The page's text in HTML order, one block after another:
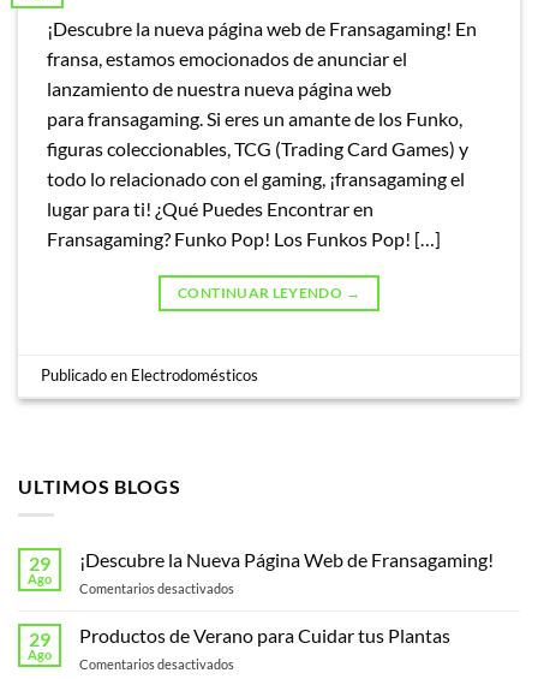
ULTIMOS BLOGS
29
Ago
¡Descubre la Nueva Página Web de Fransagaming!
Comentarios desactivadosen
Nueva
Página
29
Ago
Productos de Verano para Cuidar tus Plantas
Comentarios desactivadosen
¡Descubre la nueva página web de Fransagaming! En
fransa, estamos emocionados de anunciar el
lanzamiento de nuestra nueva página web
para fransagaming. Si eres un amante de los Funko,
figuras coleccionables, TCG (Trading Card Games) y
todo lo relacionado con el gaming, ¡fransagaming el
lugar para ti! ¿Qué Puedes Encontrar en
Fransagaming? Funko Pop! Los Funkos Pop! […]
CONTINUAR LEYENDO →
Publicado en Electrodomésticos